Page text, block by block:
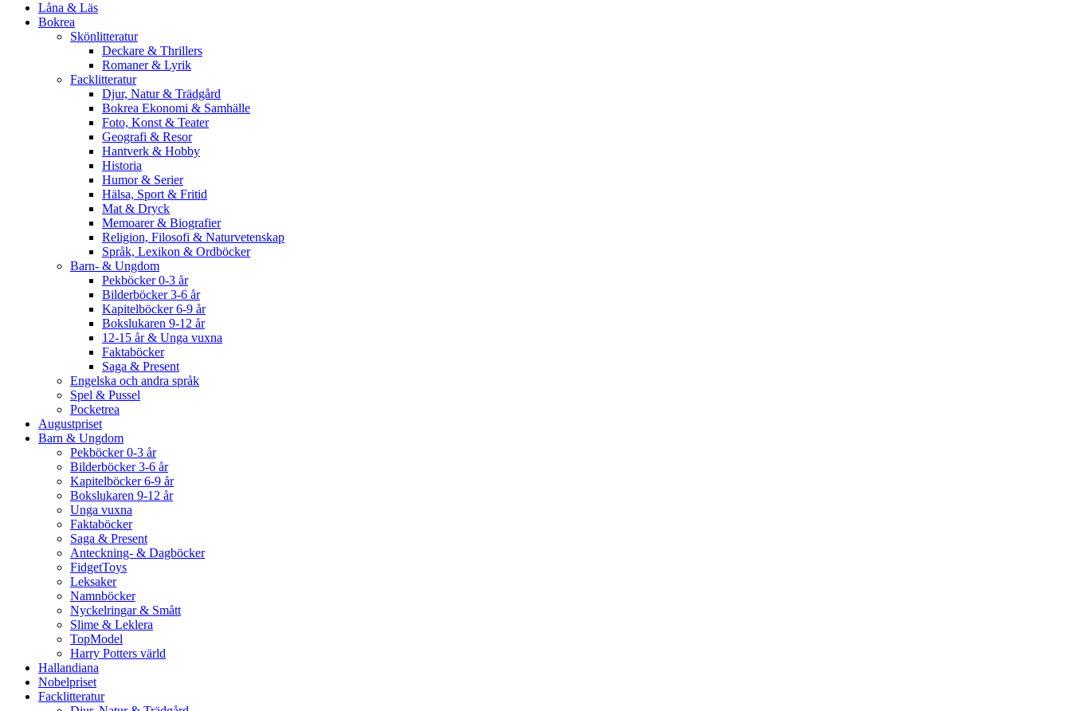
Låna & Läs
Bokrea
Skönlitteratur
Deckare & Thrillers
Romaner & Lyrik
Facklitteratur
Djur, Natur & Trädgård
Bokrea Ekonomi & Samhälle
Foto, Konst & Teater
Geografi & Resor
Hantverk & Hobby
Historia
Humor & Serier
Hälsa, Sport & Fritid
Mat & Dryck
Memoarer & Biografier
Religion, Filosofi & Naturvetenskap
Språk, Lexikon & Ordböcker
Barn- & Ungdom
Pekböcker 0-3 år
Bilderböcker 3-6 år
Kapitelböcker 6-9 år
Bokslukaren 9-12 år
12-15 år & Unga vuxna
Faktaböcker
Saga & Present
Engelska och andra språk
Spel & Pussel
Pocketrea
Augustpriset
Barn & Ungdom
Pekböcker 0-3 år
Bilderböcker 3-6 år
Kapitelböcker 6-9 år
Bokslukaren 9-12 år
Unga vuxna
Faktaböcker
Saga & Present
Anteckning- & Dagböcker
FidgetToys
Leksaker
Namnböcker
Nyckelringar & Smått
Slime & Leklera
TopModel
Harry Potters värld
Hallandiana
Nobelpriset
Facklitteratur